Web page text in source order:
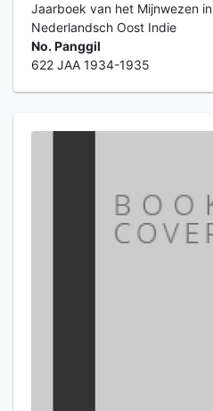
Jaarboek van het Mijnwezen in
Nederlandsch Oost Indie
No. Panggil
622 JAA 1934-1935